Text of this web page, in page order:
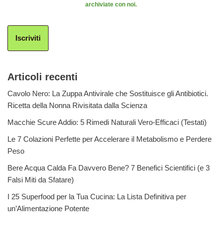
archiviate con noi.
Iscriviti
Articoli recenti
Cavolo Nero: La Zuppa Antivirale che Sostituisce gli Antibiotici.
Ricetta della Nonna Rivisitata dalla Scienza
Macchie Scure Addio: 5 Rimedi Naturali Vero-Efficaci (Testati)
Le 7 Colazioni Perfette per Accelerare il Metabolismo e Perdere
Peso
Bere Acqua Calda Fa Davvero Bene? 7 Benefici Scientifici (e 3
Falsi Miti da Sfatare)
I 25 Superfood per la Tua Cucina: La Lista Definitiva per
un’Alimentazione Potente